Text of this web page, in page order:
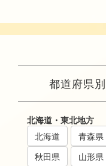
都道府県別
北海道・東北地方
北海道
青森県
秋田県
山形県